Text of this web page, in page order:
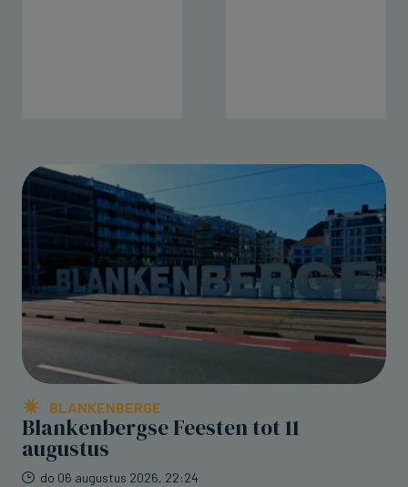
BLANKENBERGE
Blankenbergse Feesten tot 11
augustus
do 06 augustus 2026, 22:24